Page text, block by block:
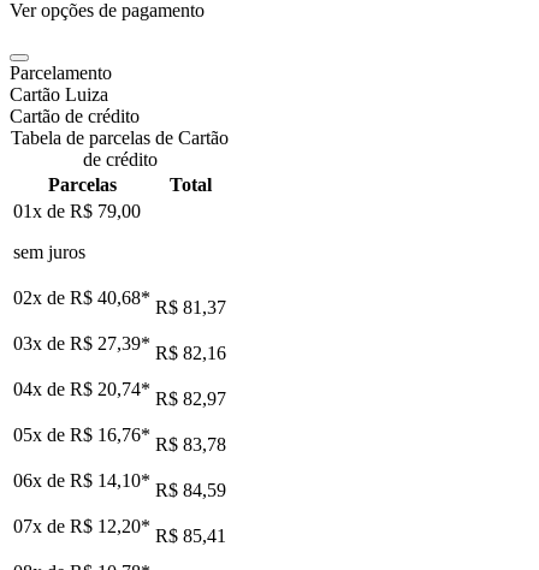
Ver opções de pagamento
Parcelamento
Cartão Luiza
Cartão de crédito
Tabela de parcelas de Cartão
de crédito
Parcelas
Total
01x de R$ 79,00
sem juros
02x de R$ 40,68* R$ 81,37
03x de R$ 27,39* R$ 82,16
04x de R$ 20,74* R$ 82,97
05x de R$ 16,76* R$ 83,78
06x de R$ 14,10* R$ 84,59
07x de R$ 12,20* R$ 85,41